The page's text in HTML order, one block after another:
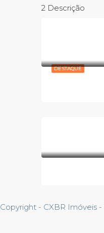
2 Descrição
DESTAQUE
Copyright - CXBR Imóveis -